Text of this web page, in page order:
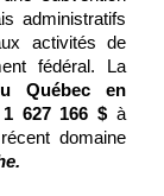
administratifs
activités de
fédéral. La
Québec en
1 627 166 $ à
domaine
.